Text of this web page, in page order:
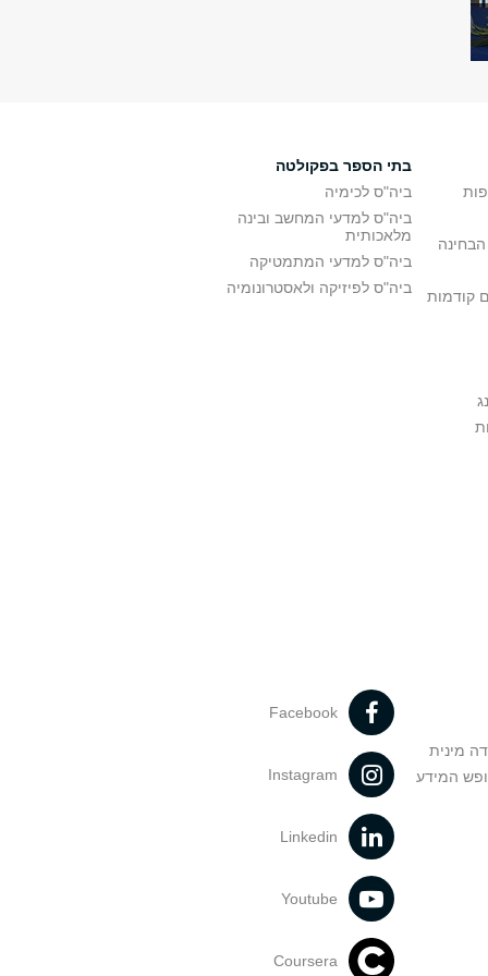
קודמות
בתי הספר בפקולטה
ביה"ס לכימיה
ביה"ס למדעי המחשב ובינה
מלאכותית
ביה"ס למדעי המתמטיקה
ביה"ס לפיזיקה ולאסטרונומיה
מינית
המידע
Facebook
Instagram
Linkedin
Youtube
Coursera